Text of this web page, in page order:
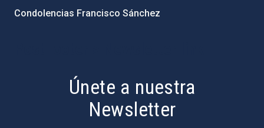
Condolencias Francisco Sánchez
Únete a nuestra
Newsletter